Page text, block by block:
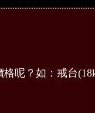
呢？如：戒台